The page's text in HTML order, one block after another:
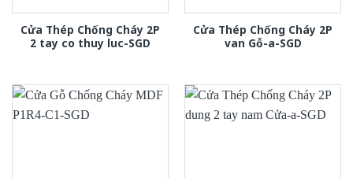
Cửa Thép Chống Cháy 2P
2 tay co thuy luc-SGD
Cửa Thép Chống Cháy 2P
van Gỗ-a-SGD